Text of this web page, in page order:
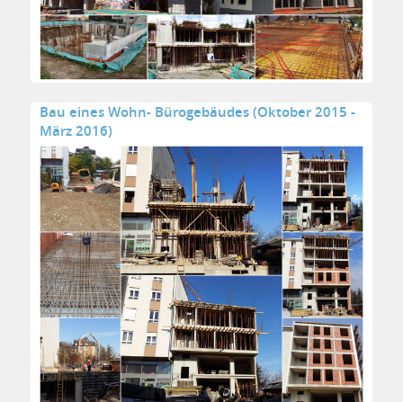
Bau eines Wohn- Bürogebäudes (Oktober 2015 -
März 2016)